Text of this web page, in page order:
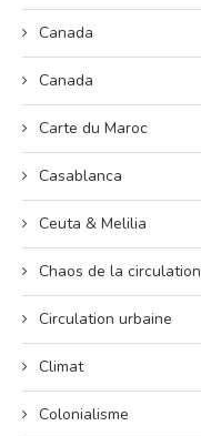
Canada
Canada
Carte du Maroc
Casablanca
Ceuta & Melilia
Chaos de la circulation
Circulation urbaine
Climat
Colonialisme